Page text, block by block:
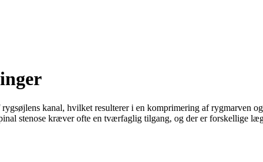
kanal, hvilket resulterer i en komprimering af rygmarven
stenose kræver ofte en tværfaglig tilgang, og der er forskellige